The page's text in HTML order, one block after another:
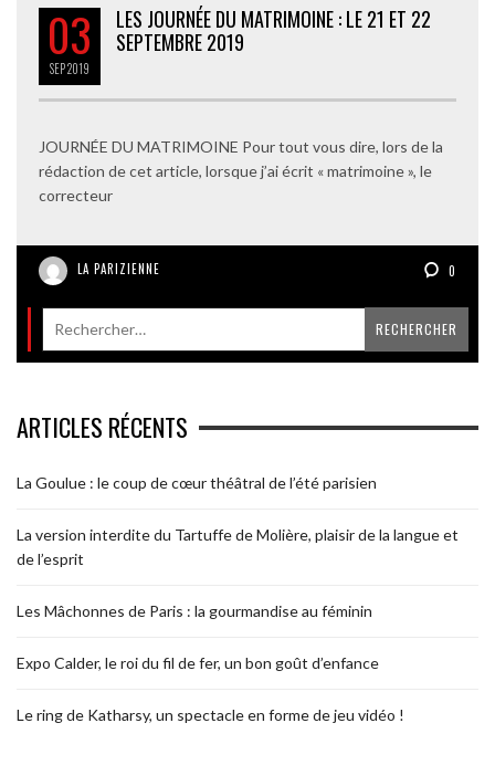
03
SEP2019
LES JOURNÉE DU MATRIMOINE : LE 21 ET 22
SEPTEMBRE 2019
JOURNÉE DU MATRIMOINE Pour tout vous dire, lors de la
rédaction de cet article, lorsque j’ai écrit « matrimoine », le
correcteur
LA PARIZIENNE 0
ARTICLES RÉCENTS
La Goulue : le coup de cœur théâtral de l’été parisien
La version interdite du Tartuffe de Molière, plaisir de la langue et
de l’esprit
Les Mâchonnes de Paris : la gourmandise au féminin
Expo Calder, le roi du fil de fer, un bon goût d’enfance
Le ring de Katharsy, un spectacle en forme de jeu vidéo !